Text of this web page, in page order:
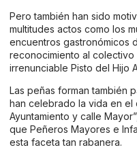
Pero también han sido
multitudes actos como los
encuentros gastronómicos
reconocimiento al colectivo
irrenunciable Pisto del Hijo
Las peñas forman también
han celebrado la vida en el
Ayuntamiento y calle
que Peñeros Mayores e
esta faceta tan rabanera.